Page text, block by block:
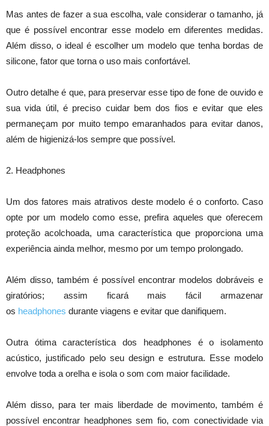
Mas antes de fazer a sua escolha, vale considerar o tamanho, já
que é possível encontrar esse modelo em diferentes medidas.
Além disso, o ideal é escolher um modelo que tenha bordas de
silicone, fator que torna o uso mais confortável.
Outro detalhe é que, para preservar esse tipo de fone de ouvido e
sua vida útil, é preciso cuidar bem dos fios e evitar que eles
permaneçam por muito tempo emaranhados para evitar danos,
além de higienizá-los sempre que possível.
2. Headphones
Um dos fatores mais atrativos deste modelo é o conforto. Caso
opte por um modelo como esse, prefira aqueles que oferecem
proteção acolchoada, uma característica que proporciona uma
experiência ainda melhor, mesmo por um tempo prolongado.
Além disso, também é possível encontrar modelos dobráveis e
giratórios; assim ficará mais fácil armazenar
os headphones durante viagens e evitar que danifiquem.
Outra ótima característica dos headphones é o isolamento
acústico, justificado pelo seu design e estrutura. Esse modelo
envolve toda a orelha e isola o som com maior facilidade.
Além disso, para ter mais liberdade de movimento, também é
possível encontrar headphones sem fio, com conectividade via